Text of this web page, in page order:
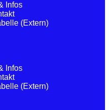
Infos
(Extern)
Infos
(Extern)